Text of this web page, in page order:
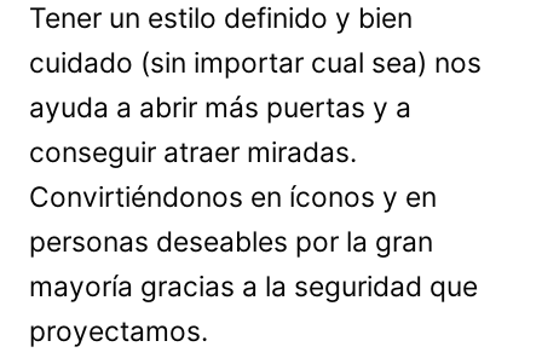
Tener un estilo definido y bien
cuidado (sin importar cual sea) nos
ayuda a abrir más puertas y a
conseguir atraer miradas.
Convirtiéndonos en íconos y en
personas deseables por la gran
mayoría gracias a la seguridad que
proyectamos.